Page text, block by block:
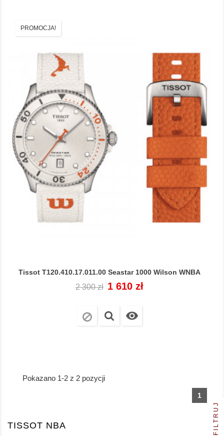
PROMOCJA!
Tissot T120.410.17.011.00 Seastar 1000 Wilson WNBA
Cena
2 300 zł Cena
1 610 zł

Pokazano 1-2 z 2 pozycji
1
TISSOT NBA FILTRUJ